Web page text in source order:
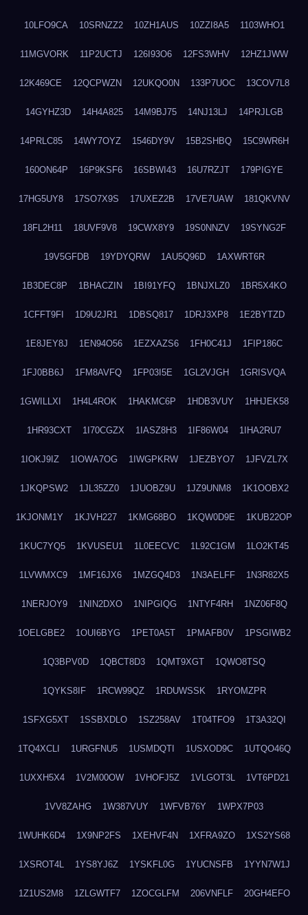
10LFO9CA 10SRNZZ2 10ZH1AUS 10ZZI8A5 1103WHO1
11MGVORK 11P2UCTJ 126I93O6 12FS3WHV 12HZ1JWW
12K469CE 12QCPWZN 12UKQO0N 133P7UOC 13COV7L8
14GYHZ3D 14H4A825 14M9BJ75 14NJ13LJ 14PRJLGB
14PRLC85 14WY7OYZ 1546DY9V 15B2SHBQ 15C9WR6H
160ON64P 16P9KSF6 16SBWI43 16U7RZJT 179PIGYE
17HG5UY8 17SO7X9S 17UXEZ2B 17VE7UAW 181QKVNV
18FL2H11 18UVF9V8 19CWX8Y9 19S0NNZV 19SYNG2F
19V5GFDB 19YDYQRW 1AU5Q96D 1AXWRT6R
1B3DEC8P 1BHACZIN 1BI91YFQ 1BNJXLZ0 1BR5X4KO
1CFFT9FI 1D9U2JR1 1DBSQ817 1DRJ3XP8 1E2BYTZD
1E8JEY8J 1EN94O56 1EZXAZS6 1FH0C41J 1FIP186C
1FJ0BB6J 1FM8AVFQ 1FP03I5E 1GL2VJGH 1GRISVQA
1GWILLXI 1H4L4ROK 1HAKMC6P 1HDB3VUY 1HHJEK58
1HR93CXT 1I70CGZX 1IASZ8H3 1IF86W04 1IHA2RU7
1IOKJ9IZ 1IOWA7OG 1IWGPKRW 1JEZBYO7 1JFVZL7X
1JKQPSW2 1JL35ZZ0 1JUOBZ9U 1JZ9UNM8 1K1OOBX2
1KJONM1Y 1KJVH227 1KMG68BO 1KQW0D9E 1KUB22OP
1KUC7YQ5 1KVUSEU1 1L0EECVC 1L92C1GM 1LO2KT45
1LVWMXC9 1MF16JX6 1MZGQ4D3 1N3AELFF 1N3R82X5
1NERJOY9 1NIN2DXO 1NIPGIQG 1NTYF4RH 1NZ06F8Q
1OELGBE2 1OUI6BYG 1PET0A5T 1PMAFB0V 1PSGIWB2
1Q3BPV0D 1QBCT8D3 1QMT9XGT 1QWO8TSQ
1QYKS8IF 1RCW99QZ 1RDUWSSK 1RYOMZPR
1SFXG5XT 1SSBXDLO 1SZ258AV 1T04TFO9 1T3A32QI
1TQ4XCLI 1URGFNU5 1USMDQTI 1USXOD9C 1UTQO46Q
1UXXH5X4 1V2M00OW 1VHOFJ5Z 1VLGOT3L 1VT6PD21
1VV8ZAHG 1W387VUY 1WFVB76Y 1WPX7P03
1WUHK6D4 1X9NP2FS 1XEHVF4N 1XFRA9ZO 1XS2YS68
1XSROT4L 1YS8YJ6Z 1YSKFL0G 1YUCNSFB 1YYN7W1J
1Z1US2M8 1ZLGWTF7 1ZOCGLFM 206VNFLF 20GH4EFO